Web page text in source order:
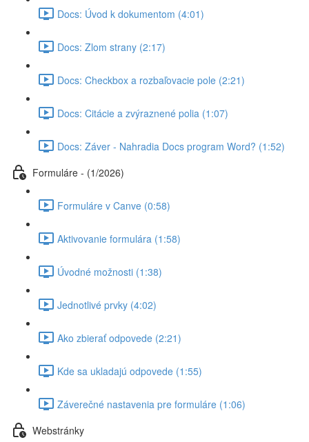
Docs: Úvod k dokumentom (4:01)
Docs: Zlom strany (2:17)
Docs: Checkbox a rozbaľovacie pole (2:21)
Docs: Citácie a zvýraznené polia (1:07)
Docs: Záver - Nahradia Docs program Word? (1:52)
Formuláre - (1/2026)
Formuláre v Canve (0:58)
Aktivovanie formulára (1:58)
Úvodné možnosti (1:38)
Jednotlivé prvky (4:02)
Ako zbierať odpovede (2:21)
Kde sa ukladajú odpovede (1:55)
Záverečné nastavenia pre formuláre (1:06)
Webstránky